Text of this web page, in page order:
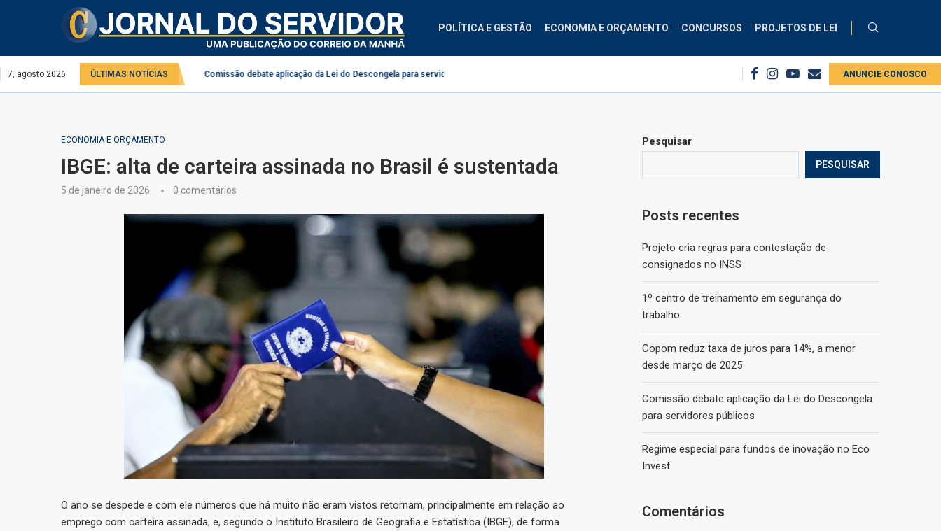
POLÍTICA E GESTÃO ECONOMIA E ORÇAMENTO CONCURSOS PROJETOS DE LEI
7, agosto 2026 ÚLTIMAS NOTÍCIAS
no serviço público e privado Comissão debate aplicação da Lei do Descongela para servidores públicos Projeto cria regras para contestação de consignados no
ANUNCIE CONOSCO
ECONOMIA E ORÇAMENTO
IBGE: alta de carteira assinada no Brasil é sustentada
5 de janeiro de 2026 0 comentários
O ano se despede e com ele números que há muito não eram vistos retornam, principalmente em relação ao
emprego com carteira assinada, e, segundo o Instituto Brasileiro de Geografia e Estatística (IBGE), de forma
Pesquisar
PESQUISAR
Posts recentes
Projeto cria regras para contestação de
consignados no INSS
1º centro de treinamento em segurança do
trabalho
Copom reduz taxa de juros para 14%, a menor
desde março de 2025
Comissão debate aplicação da Lei do Descongela
para servidores públicos
Regime especial para fundos de inovação no Eco
Invest
Comentários